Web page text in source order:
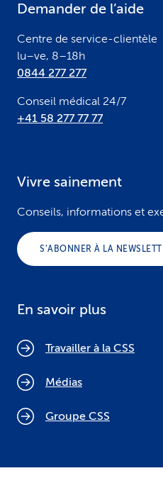
Demander de l’aide
Centre de service-clientèle
lu–ve, 8–18h
0844 277 277
Conseil médical 24/7
+41 58 277 77 77
Vivre sainement
Conseils, informations et
S’ABONNER À LA
En savoir plus
Travailler à la CSS
Médias
Groupe CSS